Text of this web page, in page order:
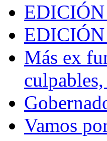
Más ex
Vamos